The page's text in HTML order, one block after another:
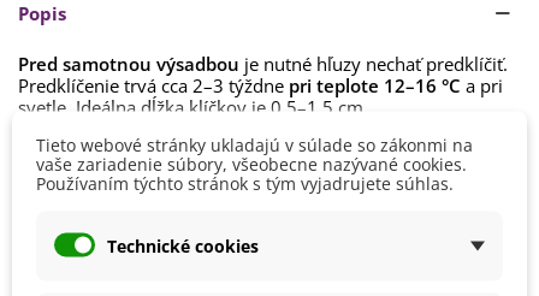
Popis
Pred samotnou výsadbou je nutné hľuzy nechať predklíčiť.
Predklíčenie trvá cca 2–3 týždne pri teplote 12–16 °C a pri
svetle. Ideálna dĺžka klíčkov je 0,5–1,5 cm.
Správna doba výsadby závisíod aktuálnych
podmienok.Teplota by nemala klesnúť pod 6 °C. Stanovište
zvoľteslnečné či polotienisté.
Hĺbka výsadby je 6–10 cm. Zemiaky je tiež možné nakrájať a
zasadiť jednotlivé kúsky, ak má každý kúsok aspoň jeden
Detaily produktu
Tieto webové stránky ukladajú v súlade so zákonmi na
vaše zariadenie súbory, všeobecne nazývané cookies.
Používaním týchto stránok s tým vyjadrujete súhlas.
Technické cookies